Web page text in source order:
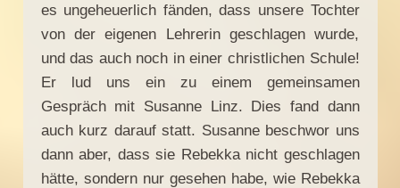
es ungeheuerlich fänden, dass unsere Tochter
von der eigenen Lehrerin geschlagen wurde,
und das auch noch in einer christlichen Schule!
Er lud uns ein zu einem gemeinsamen
Gespräch mit Susanne Linz. Dies fand dann
auch kurz darauf statt. Susanne beschwor uns
dann aber, dass sie Rebekka nicht geschlagen
hätte, sondern nur gesehen habe, wie Rebekka